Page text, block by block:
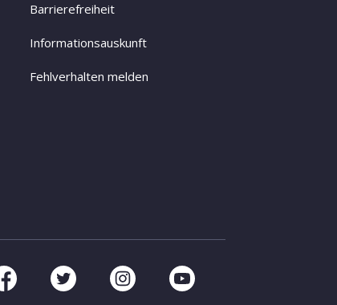
Barrierefreiheit
Informationsauskunft
Fehlverhalten melden